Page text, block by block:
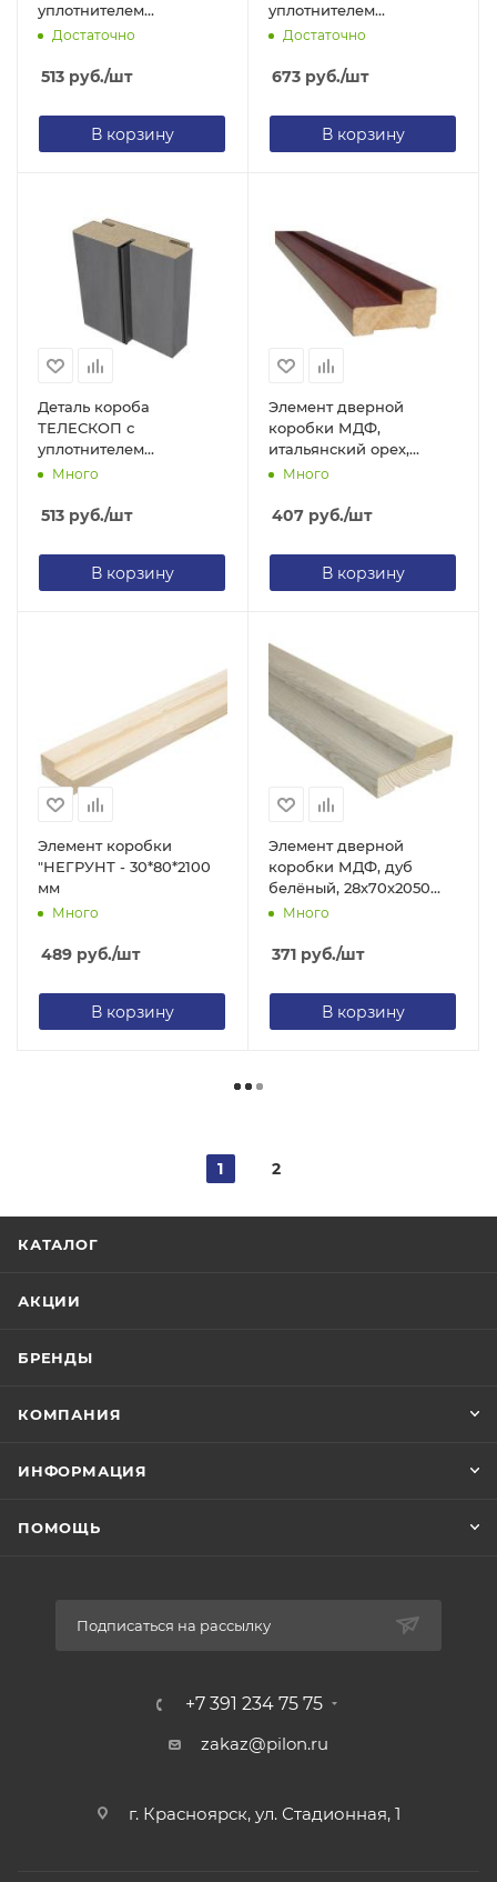
уплотнителем
32х74х2050 ПВХ бетон
Достаточно
513 руб./шт
В корзину
уплотнителем
26х70х2050 ПВХ дуб
Достаточно
673 руб./шт
В корзину
Деталь короба
ТЕЛЕСКОП с
уплотнителем
32х74х2050 ПВХ бетон
Много
513 руб./шт
В корзину
Элемент дверной
коробки МДФ,
итальянский орех,
28х70х2050 мм, Дубрава
Много
407 руб./шт
В корзину
Элемент коробки
"НЕГРУНТ - 30*80*2100
мм
Много
489 руб./шт
В корзину
Элемент дверной
коробки МДФ, дуб
белёный, 28х70х2050
мм, Дубрава
Много
371 руб./шт
В корзину
1 2
КАТАЛОГ
АКЦИИ
БРЕНДЫ
КОМПАНИЯ
ИНФОРМАЦИЯ
ПОМОЩЬ
Подписаться на рассылку
+7 391 234 75 75
zakaz@pilon.ru
г. Красноярск, ул. Стадионная, 1